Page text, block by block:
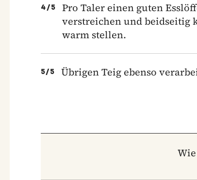
4/5
Pro Taler einen guten
verstreichen und beidseitig
warm stellen.
5/5 Übrigen Teig ebenso